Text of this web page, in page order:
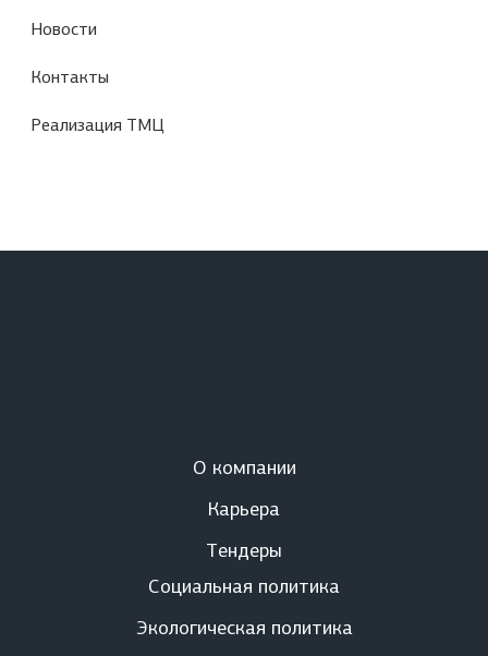
Новости
Контакты
Реализация ТМЦ
О компании
Карьера
Тендеры
Социальная политика
Экологическая политика